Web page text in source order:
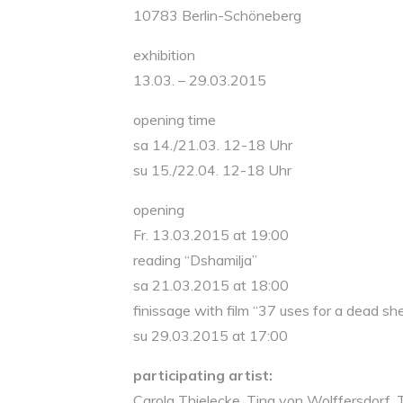
10783 Berlin-Schöneberg
exhibition
13.03. – 29.03.2015
opening time
sa 14./21.03. 12-18 Uhr
su 15./22.04. 12-18 Uhr
opening
Fr. 13.03.2015 at 19:00
reading “Dshamilja”
sa 21.03.2015 at 18:00
finissage with film “37 uses for a dead
su 29.03.2015 at 17:00
participating artist: